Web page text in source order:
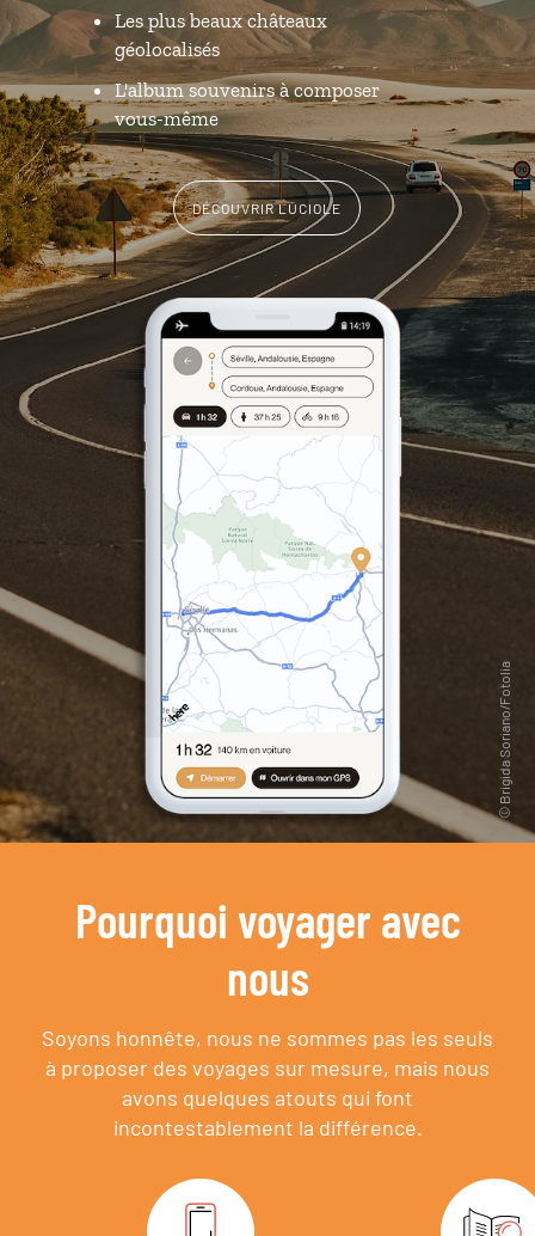
Les plus beaux châteaux
géolocalisés
L'album souvenirs à composer
vous-même
DÉCOUVRIR LUCIOLE
Pourquoi voyager avec
nous
Soyons honnête, nous ne sommes pas les seuls
à proposer des voyages sur mesure, mais nous
avons quelques atouts qui font
incontestablement la différence.